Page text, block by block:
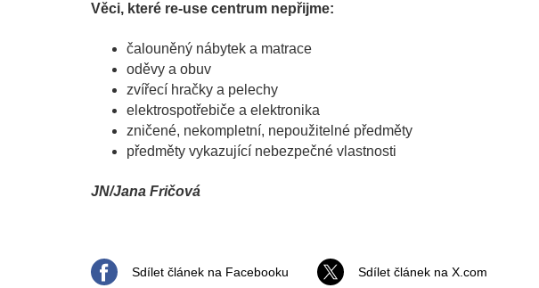
Věci, které re-use centrum nepřijme:
čalouněný nábytek a matrace
oděvy a obuv
zvířecí hračky a pelechy
elektrospotřebiče a elektronika
zničené, nekompletní, nepoužitelné předměty
předměty vykazující nebezpečné vlastnosti
JN/Jana Fričová
Sdílet článek na Facebooku Sdílet článek na X.com